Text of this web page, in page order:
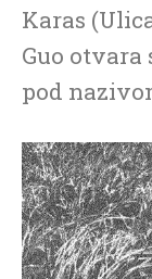
Karas
Guo otvara
pod